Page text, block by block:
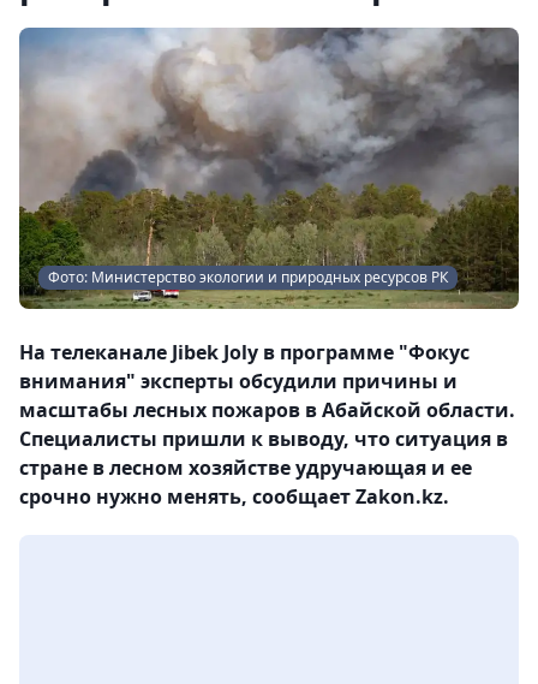
Фото: Министерство экологии и природных ресурсов РК
На телеканале Jibek Joly в программе "Фокус
внимания" эксперты обсудили причины и
масштабы лесных пожаров в Абайской области.
Специалисты пришли к выводу, что ситуация в
стране в лесном хозяйстве удручающая и ее
срочно нужно менять, сообщает Zakon.kz.